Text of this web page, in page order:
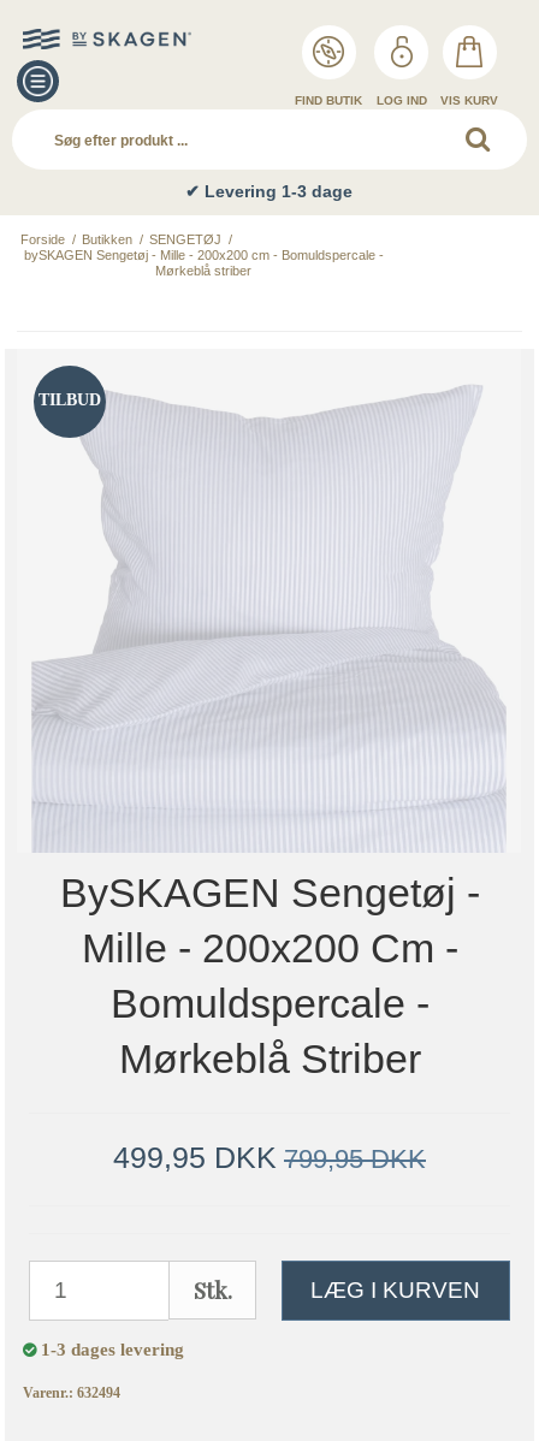
FIND BUTIK LOG IND VIS KURV
✔ Levering 1-3 dage
Forside / Butikken / SENGETØJ /
bySKAGEN Sengetøj - Mille - 200x200 cm - Bomuldspercale -
Mørkeblå striber
TILBUD
BySKAGEN Sengetøj -
Mille - 200x200 Cm -
Bomuldspercale -
Mørkeblå Striber
499,95 DKK 799,95 DKK
Stk. LÆG I KURVEN
1-3 dages levering
Varenr.: 632494